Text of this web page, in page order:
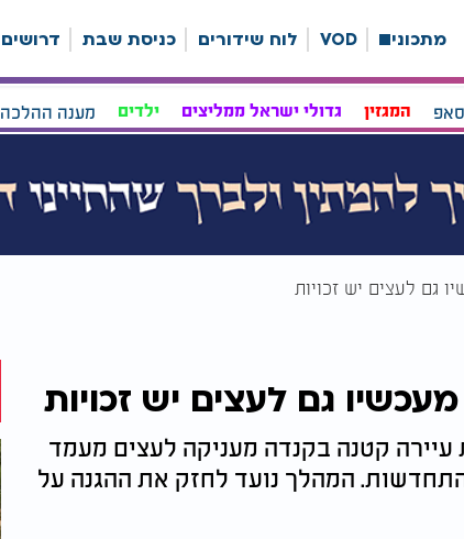
מתכונים VOD לוח שידורים כניסת שבת דרושים
המגזין גדולי ישראל ממליצים ילדים מענה ההלכה
גם לעצים יש זכויות
גם לעצים יש זכויות
קטנה בקנדה מעניקה לעצים מעמד
המהלך נועד לחזק את ההגנה על